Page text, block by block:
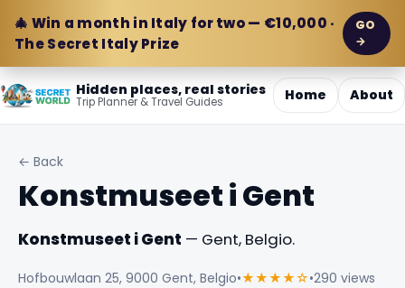
🎄 Win a month in Italy for two — €10,000 ·
The Secret Italy Prize
GO
→
Hidden places, real stories
Trip Planner & Travel Guides Home About
← Back
Konstmuseet i Gent
Konstmuseet i Gent — Gent, Belgio.
Hofbouwlaan 25, 9000 Gent, Belgio•★★★★☆•290 views